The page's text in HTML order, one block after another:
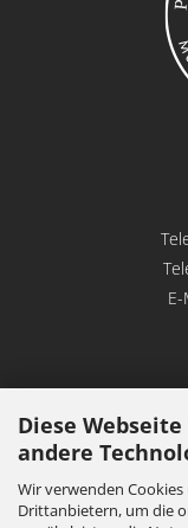
Diese
andere
Wir verwenden
Drittanbietern, um die
E-